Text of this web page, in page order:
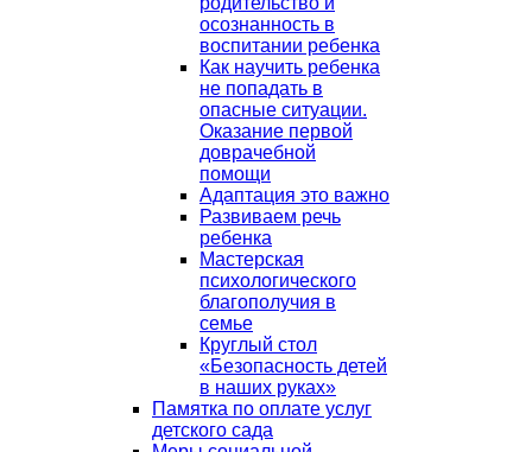
осознанность в
воспитании ребенка
Как научить ребенка
не попадать в
опасные ситуации.
Оказание первой
доврачебной
помощи
Адаптация это важно
Развиваем речь
ребенка
Мастерская
психологического
благополучия в
семье
Круглый стол
«Безопасность детей
в наших руках»
Памятка по оплате услуг
детского сада